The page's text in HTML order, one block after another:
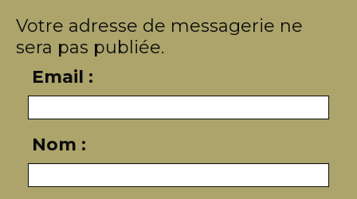
Votre adresse de messagerie ne
sera pas publiée.
Email :
Nom :